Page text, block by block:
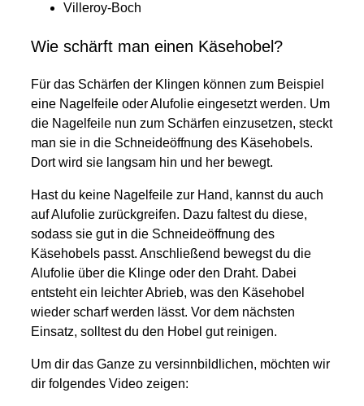
Villeroy-Boch
Wie schärft man einen Käsehobel?
Für das Schärfen der Klingen können zum Beispiel
eine Nagelfeile oder Alufolie eingesetzt werden. Um
die Nagelfeile nun zum Schärfen einzusetzen, steckt
man sie in die Schneideöffnung des Käsehobels.
Dort wird sie langsam hin und her bewegt.
Hast du keine Nagelfeile zur Hand, kannst du auch
auf Alufolie zurückgreifen. Dazu faltest du diese,
sodass sie gut in die Schneideöffnung des
Käsehobels passt. Anschließend bewegst du die
Alufolie über die Klinge oder den Draht. Dabei
entsteht ein leichter Abrieb, was den Käsehobel
wieder scharf werden lässt. Vor dem nächsten
Einsatz, solltest du den Hobel gut reinigen.
Um dir das Ganze zu versinnbildlichen, möchten wir
dir folgendes Video zeigen: